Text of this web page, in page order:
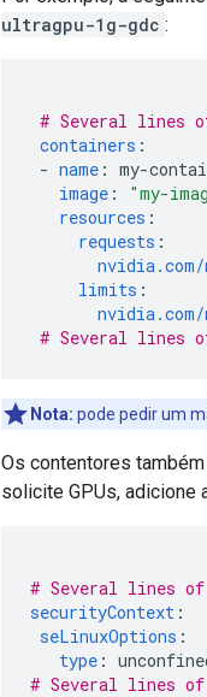
ultragpu-1g-gdc :
# Several lines
containers :
- name : my-
image :
"my-
resources :
requests :
nvidia.com/
limits :
nvidia.com/
# Several lines
Nota: pode pedir um
Os contentores
solicite GPUs, adicione
# Several lines of
securityContext :
seLinuxOptions :
type :
# Several lines of